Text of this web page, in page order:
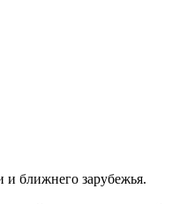
и ближнего зарубежья.